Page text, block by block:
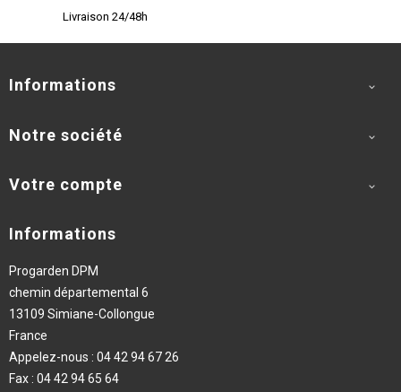
Livraison 24/48h
Informations 
Notre société 
Votre compte 
Informations
Progarden DPM
chemin départemental 6
13109 Simiane-Collongue
France
Appelez-nous : 04 42 94 67 26
Fax : 04 42 94 65 64